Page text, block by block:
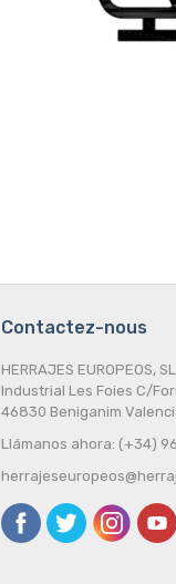
Contactez-nous
HERRAJES EUROPEOS,
Industrial Les Foies C/
46830 Beniganim
Llámanos ahora: (+34)